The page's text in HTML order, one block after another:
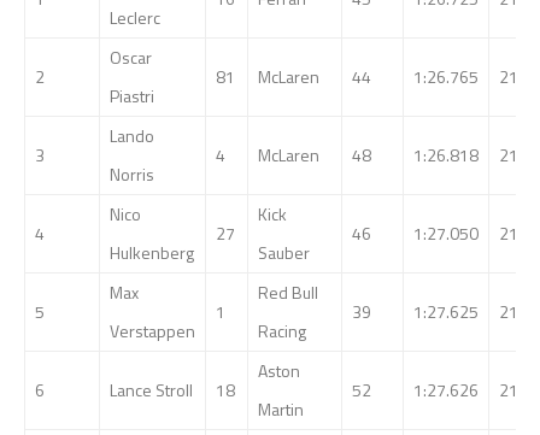
Leclerc
2
Oscar
Piastri
81 McLaren 44 1:26.765
3
Lando
Norris
4 McLaren 48 1:26.818
4
Nico
Hulkenberg
27
Kick
Sauber
46 1:27.050
5
Max
Verstappen
1
Red Bull
Racing
39 1:27.625
6 Lance Stroll 18
Aston
Martin
52 1:27.626